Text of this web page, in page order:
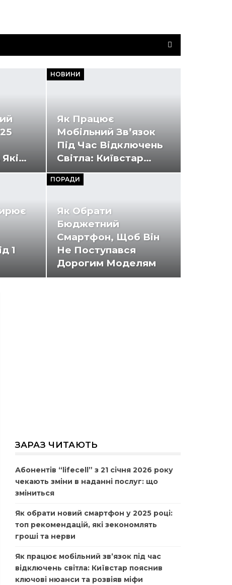
НОВИНИ
Як Працює
Мобільний Зв’язок
Під Час Відключень
Світла: Київстар…
1
ПОРАДИ
Як Обрати
Бюджетний
Смартфон, Щоб Він
Не Поступався
Дорогим Моделям
ЗАРАЗ ЧИТАЮТЬ
Абонентів “lifecell” з 21 січня 2026 року
чекають зміни в наданні послуг: що
зміниться
Як обрати новий смартфон у 2025 році:
топ рекомендацій, які зекономлять
гроші та нерви
Як працює мобільний зв’язок під час
відключень світла: Київстар пояснив
ключові нюанси та розвіяв міфи